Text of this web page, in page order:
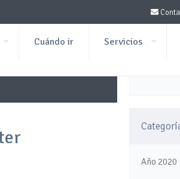
Cuándo ir Servicios
Año 2020